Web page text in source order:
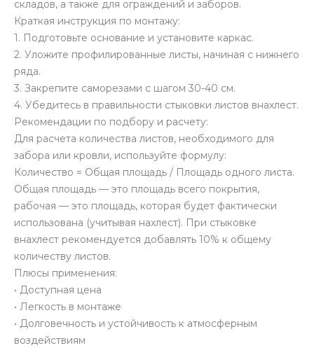
складов, а также для ограждений и заборов.
Краткая инструкция по монтажу:
1. Подготовьте основание и установите каркас.
2. Уложите профилированные листы, начиная с нижнего
ряда.
3. Закрепите саморезами с шагом 30-40 см.
4. Убедитесь в правильности стыковки листов внахлест.
Рекомендации по подбору и расчету:
Для расчета количества листов, необходимого для
забора или кровли, используйте формулу:
Количество = Общая площадь / Площадь одного листа.
Общая площадь — это площадь всего покрытия,
рабочая — это площадь, которая будет фактически
использована (учитывая нахлест). При стыковке
внахлест рекомендуется добавлять 10% к общему
количеству листов.
Плюсы применения:
• Доступная цена
• Легкость в монтаже
• Долговечность и устойчивость к атмосферным
воздействиям